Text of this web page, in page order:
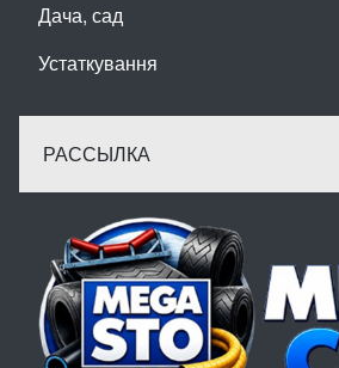
Дача, сад
Устаткування
РАССЫЛКА